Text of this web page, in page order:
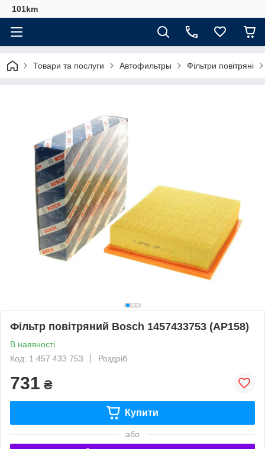
101km
Товари та послуги Автофильтры Фільтри повітряні
Фільтр повітряний Bosch 1457433753 (AP158)
В наявності
Код: 1 457 433 753
Роздріб
731 ₴
Купити
або